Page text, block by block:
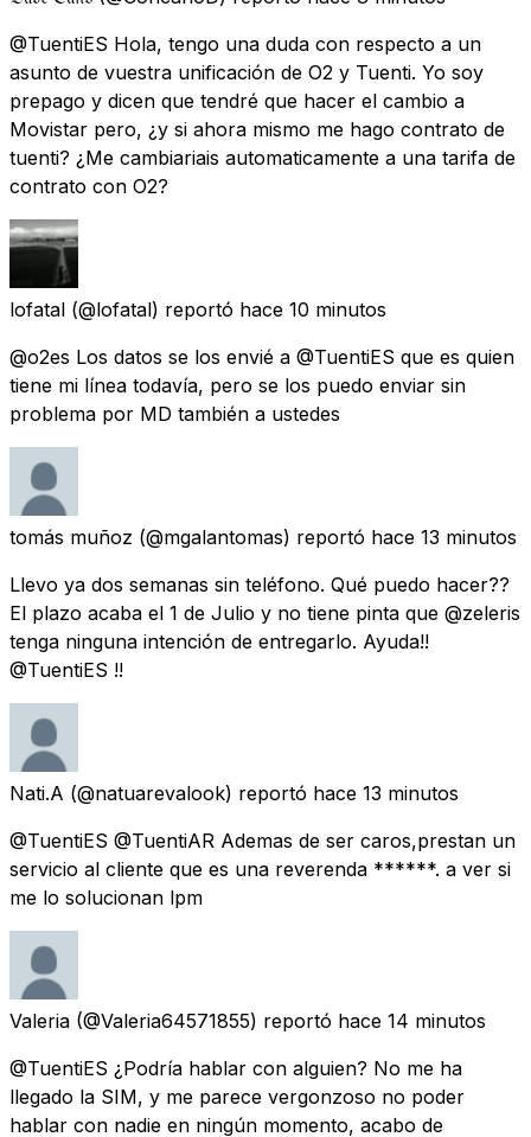
@TuentiES Hola, tengo una duda con respecto a un
asunto de vuestra unificación de O2 y Tuenti. Yo soy
prepago y dicen que tendré que hacer el cambio a
Movistar pero, ¿y si ahora mismo me hago contrato de
tuenti? ¿Me cambiariais automaticamente a una tarifa de
contrato con O2?
lofatal (@lofatal) reportó hace 10 minutos
@o2es Los datos se los envié a @TuentiES que es quien
tiene mi línea todavía, pero se los puedo enviar sin
problema por MD también a ustedes
tomás muñoz (@mgalantomas) reportó hace 13 minutos
Llevo ya dos semanas sin teléfono. Qué puedo hacer??
El plazo acaba el 1 de Julio y no tiene pinta que @zeleris
tenga ninguna intención de entregarlo. Ayuda!!
@TuentiES !!
Nati.A (@natuarevalook) reportó hace 13 minutos
@TuentiES @TuentiAR Ademas de ser caros,prestan un
servicio al cliente que es una reverenda ******. a ver si
me lo solucionan lpm
Valeria (@Valeria64571855) reportó hace 14 minutos
@TuentiES ¿Podría hablar con alguien? No me ha
llegado la SIM, y me parece vergonzoso no poder
hablar con nadie en ningún momento, acabo de